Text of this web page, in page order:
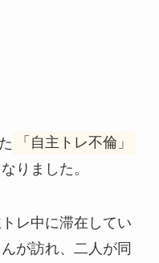
「自主トレ不倫」
りました。
レ中に滞在してい
が訪れ、二人が同